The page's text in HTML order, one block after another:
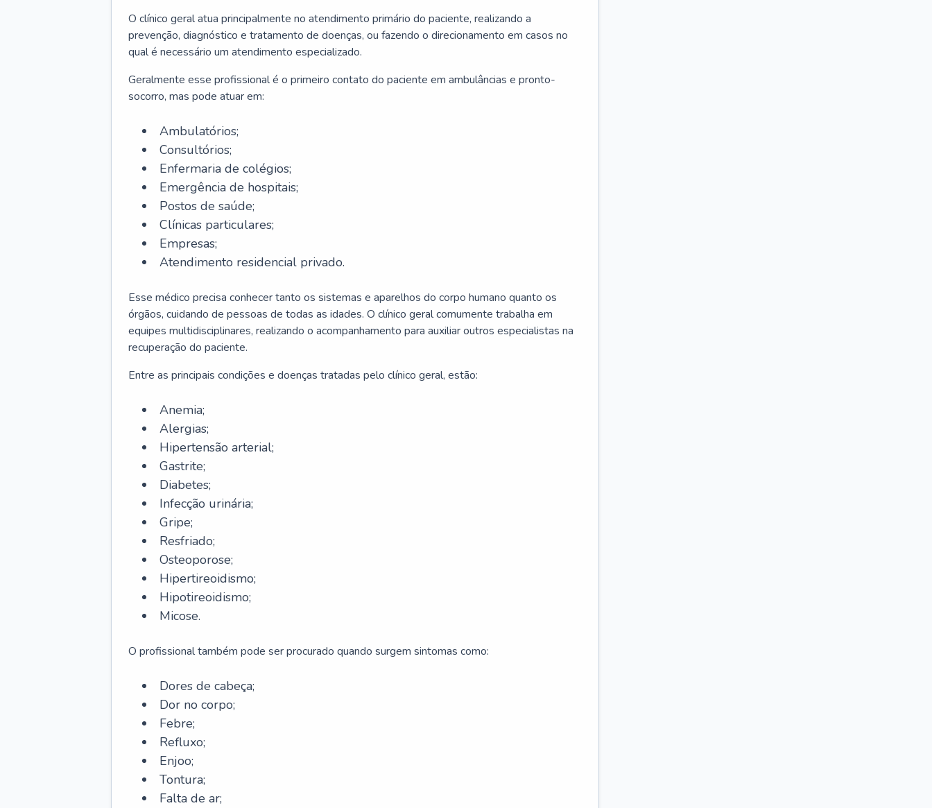
O clínico geral atua principalmente no atendimento primário do paciente, realizando a
prevenção, diagnóstico e tratamento de doenças, ou fazendo o direcionamento em casos no
qual é necessário um atendimento especializado.
Geralmente esse profissional é o primeiro contato do paciente em ambulâncias e pronto-
socorro, mas pode atuar em:
Ambulatórios;
Consultórios;
Enfermaria de colégios;
Emergência de hospitais;
Postos de saúde;
Clínicas particulares;
Empresas;
Atendimento residencial privado.
Esse médico precisa conhecer tanto os sistemas e aparelhos do corpo humano quanto os
órgãos, cuidando de pessoas de todas as idades. O clínico geral comumente trabalha em
equipes multidisciplinares, realizando o acompanhamento para auxiliar outros especialistas na
recuperação do paciente.
Entre as principais condições e doenças tratadas pelo clínico geral, estão:
Anemia;
Alergias;
Hipertensão arterial;
Gastrite;
Diabetes;
Infecção urinária;
Gripe;
Resfriado;
Osteoporose;
Hipertireoidismo;
Hipotireoidismo;
Micose.
O profissional também pode ser procurado quando surgem sintomas como:
Dores de cabeça;
Dor no corpo;
Febre;
Refluxo;
Enjoo;
Tontura;
Falta de ar;